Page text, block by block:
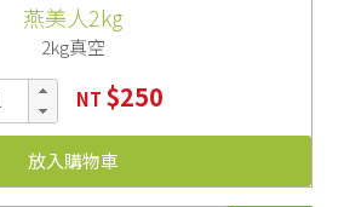
燕美人2kg
2kg真空
NT $250
放入購物車